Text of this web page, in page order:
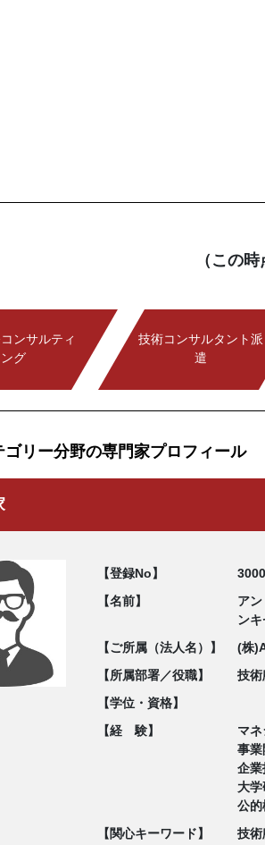
（この
ンサルティ
ング
技術コンサルタント派
遣
ゴリー分野の専門家プロフィール
【登録No】
【名前】
ア
ン
【ご所属（法人名）】
(株
【所属部署／役職】
技術
【学位・資格】
【経 験】
マ
事
企
大
公
【関心キーワード】
技術